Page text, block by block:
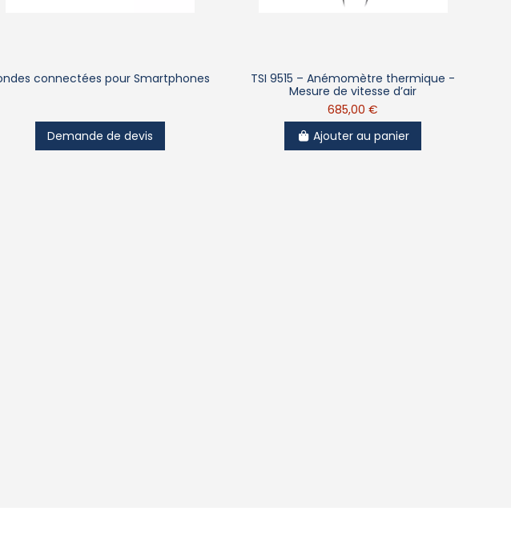
connectées pour Smartphones
Demande de devis
TSI 9515 – Anémomètre thermique -
Mesure de vitesse d’air
685,00 €
Ajouter au panier